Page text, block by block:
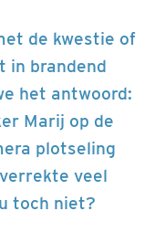
de kwestie of
in brandend
het antwoord:
Marij op de
plotseling
veel
toch niet?